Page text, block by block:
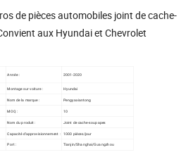
de pièces automobiles joint de cache-
aux Hyundai et Chevrolet
Année : 2001-2020
Montage sur voiture : Hyundai
Nom de la marque : Pengyaxiantong
MOQ : 10
Nom du produit : Joint de cache-soupapes
Capacité d'approvisionnement : 1000 pièces/jour
Port : Tianjin/Shanghai/Guangzhou